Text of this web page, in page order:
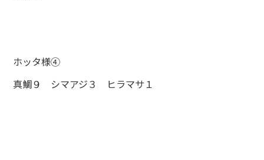
ホッタ様④
真鯛９ シマアジ３ ヒラマサ１